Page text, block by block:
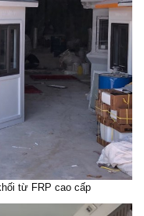
từ FRP cao cấp